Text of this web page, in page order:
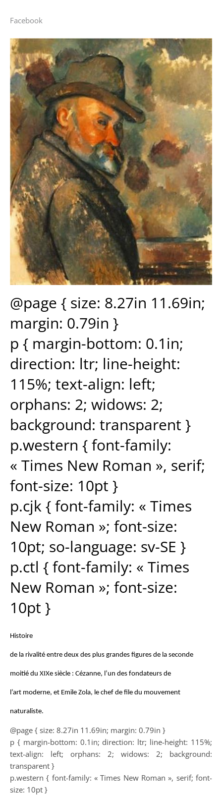
Facebook
@page { size: 8.27in 11.69in;
margin: 0.79in }
p { margin-bottom: 0.1in;
direction: ltr; line-height:
115%; text-align: left;
orphans: 2; widows: 2;
background: transparent }
p.western { font-family:
« Times New Roman », serif;
font-size: 10pt }
p.cjk { font-family: « Times
New Roman »; font-size:
10pt; so-language: sv-SE }
p.ctl { font-family: « Times
New Roman »; font-size:
10pt }
Histoire
de la rivalité entre deux des plus grandes figures de la seconde
moitié du XIXe siècle : Cézanne, l’un des fondateurs de
l’art moderne, et Emile Zola, le chef de file du mouvement
naturaliste.
@page { size: 8.27in 11.69in; margin: 0.79in }
p { margin-bottom: 0.1in; direction: ltr; line-height: 115%;
text-align: left; orphans: 2; widows: 2; background:
transparent }
p.western { font-family: « Times New Roman », serif; font-
size: 10pt }